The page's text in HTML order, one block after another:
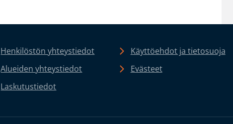
Henkilöstön yhteystiedot
Alueiden yhteystiedot
Laskutustiedot
Käyttöehdot ja tietosuoja
Evästeet